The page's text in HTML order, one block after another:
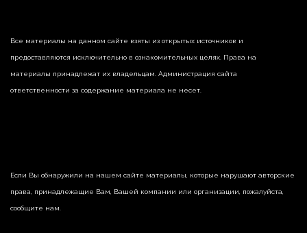
Все материалы на данном сайте взяты из открытых источников и
предоставляются исключительно в ознакомительных целях. Права на
материалы принадлежат их владельцам. Администрация сайта
ответственности за содержание материала не несет.
Если Вы обнаружили на нашем сайте материалы, которые нарушают авторские
права, принадлежащие Вам, Вашей компании или организации, пожалуйста,
сообщите нам.